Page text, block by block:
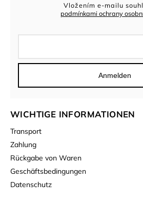
WICHTIGE INFORMATIONEN
Transport
Zahlung
Rückgabe von Waren
Geschäftsbedingungen
Datenschutz
Vložením e-mailu
podmínkami ochrany
Anmelden